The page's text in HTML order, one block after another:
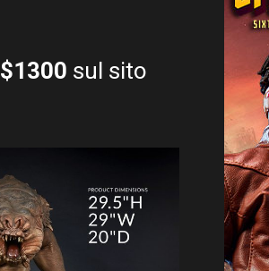
$1300 sul sito